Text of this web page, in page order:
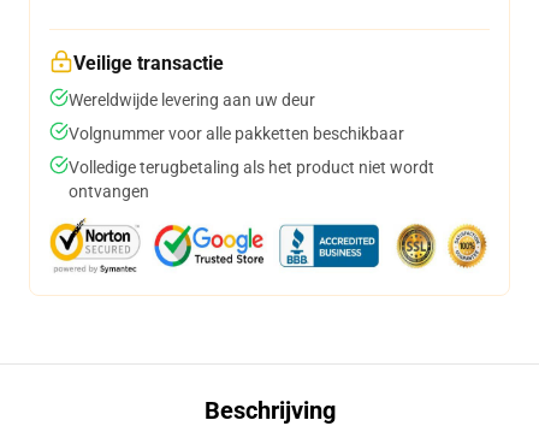
Veilige transactie
Wereldwijde levering aan uw deur
Volgnummer voor alle pakketten beschikbaar
Volledige terugbetaling als het product niet wordt
ontvangen
Beschrijving